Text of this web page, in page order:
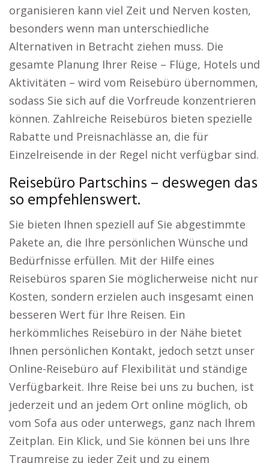
organisieren kann viel Zeit und Nerven kosten,
besonders wenn man unterschiedliche
Alternativen in Betracht ziehen muss. Die
gesamte Planung Ihrer Reise – Flüge, Hotels und
Aktivitäten – wird vom Reisebüro übernommen,
sodass Sie sich auf die Vorfreude konzentrieren
können. Zahlreiche Reisebüros bieten spezielle
Rabatte und Preisnachlässe an, die für
Einzelreisende in der Regel nicht verfügbar sind.
Reisebüro Partschins – deswegen das
so empfehlenswert.
Sie bieten Ihnen speziell auf Sie abgestimmte
Pakete an, die Ihre persönlichen Wünsche und
Bedürfnisse erfüllen. Mit der Hilfe eines
Reisebüros sparen Sie möglicherweise nicht nur
Kosten, sondern erzielen auch insgesamt einen
besseren Wert für Ihre Reisen. Ein
herkömmliches Reisebüro in der Nähe bietet
Ihnen persönlichen Kontakt, jedoch setzt unser
Online-Reisebüro auf Flexibilität und ständige
Verfügbarkeit. Ihre Reise bei uns zu buchen, ist
jederzeit und an jedem Ort online möglich, ob
vom Sofa aus oder unterwegs, ganz nach Ihrem
Zeitplan. Ein Klick, und Sie können bei uns Ihre
Traumreise zu jeder Zeit und zu einem